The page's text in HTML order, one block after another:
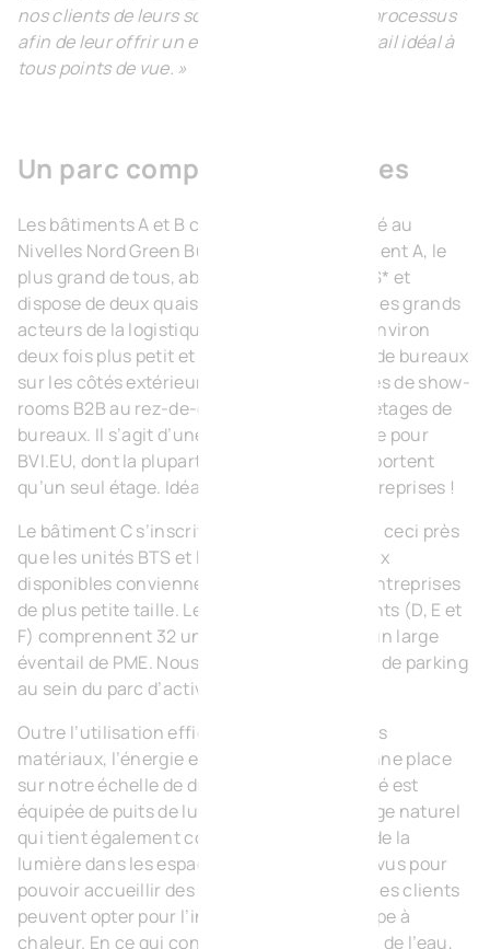
nos clients de leurs soucis tout au long du processus
afin de leur offrir un environnement de travail idéal à
tous points de vue. »
Un parc composé de 6 parties
Les bâtiments A et B confèrent sa spécificité au
Nivelles Nord Green Business Park. Le bâtiment A, le
plus grand de tous, abrite quatre unités BTS* et
dispose de deux quais de chargement pour les grands
acteurs de la logistique. Le bâtiment B est environ
deux fois plus petit et comporte deux blocs de bureaux
sur les côtés extérieurs, tous deux composés de show-
rooms B2B au rez-de-chaussée et de deux étages de
bureaux. Il s’agit d’une configuration unique pour
BVI.EU, dont la plupart des bureaux ne comportent
qu’un seul étage. Idéal pour les grandes entreprises !
Le bâtiment C s’inscrit dans la lignée du B, à ceci près
que les unités BTS et les espaces de bureaux
disponibles conviennent davantage à des entreprises
de plus petite taille. Les trois autres bâtiments (D, E et
F) comprennent 32 unités qui se prêtent à un large
éventail de PME. Nous prévoyons 147 places de parking
au sein du parc d’activités.
Outre l’utilisation efficace de l’espace et des
matériaux, l’énergie et l’eau figurent en bonne place
sur notre échelle de durabilité. Chaque unité est
équipée de puits de lumière pour un éclairage naturel
qui tient également compte de la réflexion de la
lumière dans les espaces. Les toits sont prévus pour
pouvoir accueillir des panneaux solaires et les clients
peuvent opter pour l’installation d’une pompe à
chaleur. En ce qui concerne la récupération de l’eau,